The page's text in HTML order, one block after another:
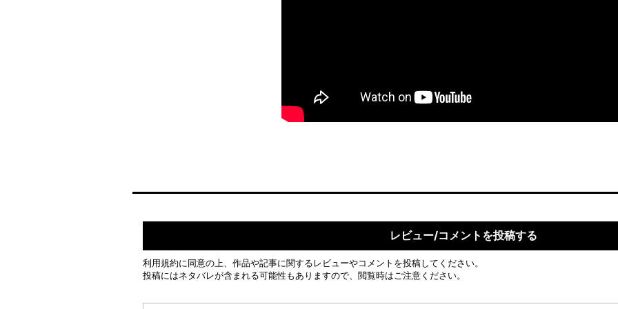
レビュー/コメントを投稿する
利用規約に同意の上、作品や記事に関するレビューやコメントを投稿してください。
投稿にはネタバレが含まれる可能性もありますので、閲覧時はご注意ください。